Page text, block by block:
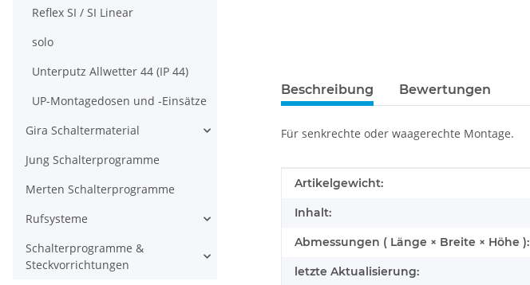
Beschreibung Bewertungen
Für senkrechte oder waagerechte Montage.
Produkteigenschaft
Wert
Artikelgewicht:
Inhalt:
Abmessungen ( Länge × Breite × Höhe ):
letzte Aktualisierung:
Reflex SI / SI Linear
solo
Unterputz Allwetter 44 (IP 44)
UP-Montagedosen und -Einsätze
Gira Schaltermaterial
Jung Schalterprogramme
Merten Schalterprogramme
Rufsysteme
Schalterprogramme &
Steckvorrichtungen